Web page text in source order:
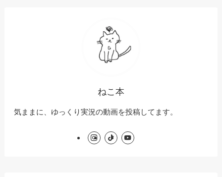
ねこ本
気ままに、ゆっくり実況の動画を投稿してます。